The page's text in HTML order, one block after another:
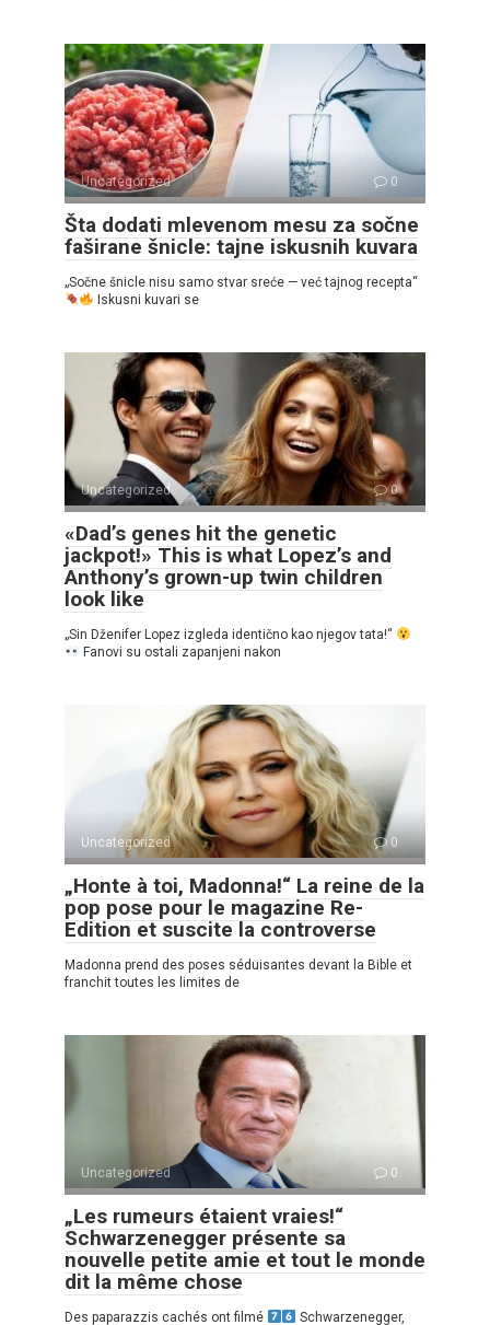
Uncategorized 0
Šta dodati mlevenom mesu za sočne
faširane šnicle: tajne iskusnih kuvara
„Sočne šnicle nisu samo stvar sreće — već tajnog recepta“
Iskusni kuvari se
Uncategorized 0
«Dad’s genes hit the genetic
jackpot!» This is what Lopez’s and
Anthony’s grown-up twin children
look like
„Sin Dženifer Lopez izgleda identično kao njegov tata!“
Fanovi su ostali zapanjeni nakon
Uncategorized 0
„Honte à toi, Madonna!“ La reine de la
pop pose pour le magazine Re-
Edition et suscite la controverse
Madonna prend des poses séduisantes devant la Bible et
franchit toutes les limites de
Uncategorized 0
„Les rumeurs étaient vraies!“
Schwarzenegger présente sa
nouvelle petite amie et tout le monde
dit la même chose
Des paparazzis cachés ont filmé
Schwarzenegger,